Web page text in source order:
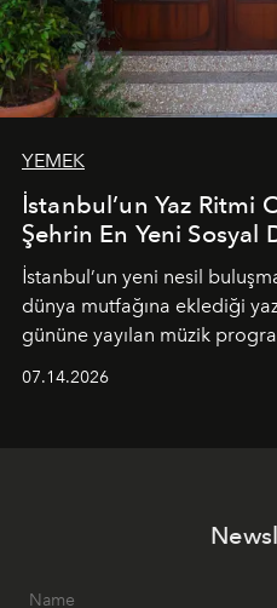
YEMEK
İstanbul’un Yaz Ritmi
Şehrin En Yeni Sosyal
İstanbul’un yeni nesil
dünya mutfağına eklediği
gününe yayılan müzik
07.14.2026